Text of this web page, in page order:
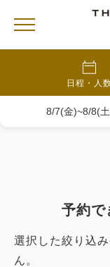
日程・人
8/7(金)~8/8(
予約で
選択した絞り込
ん。